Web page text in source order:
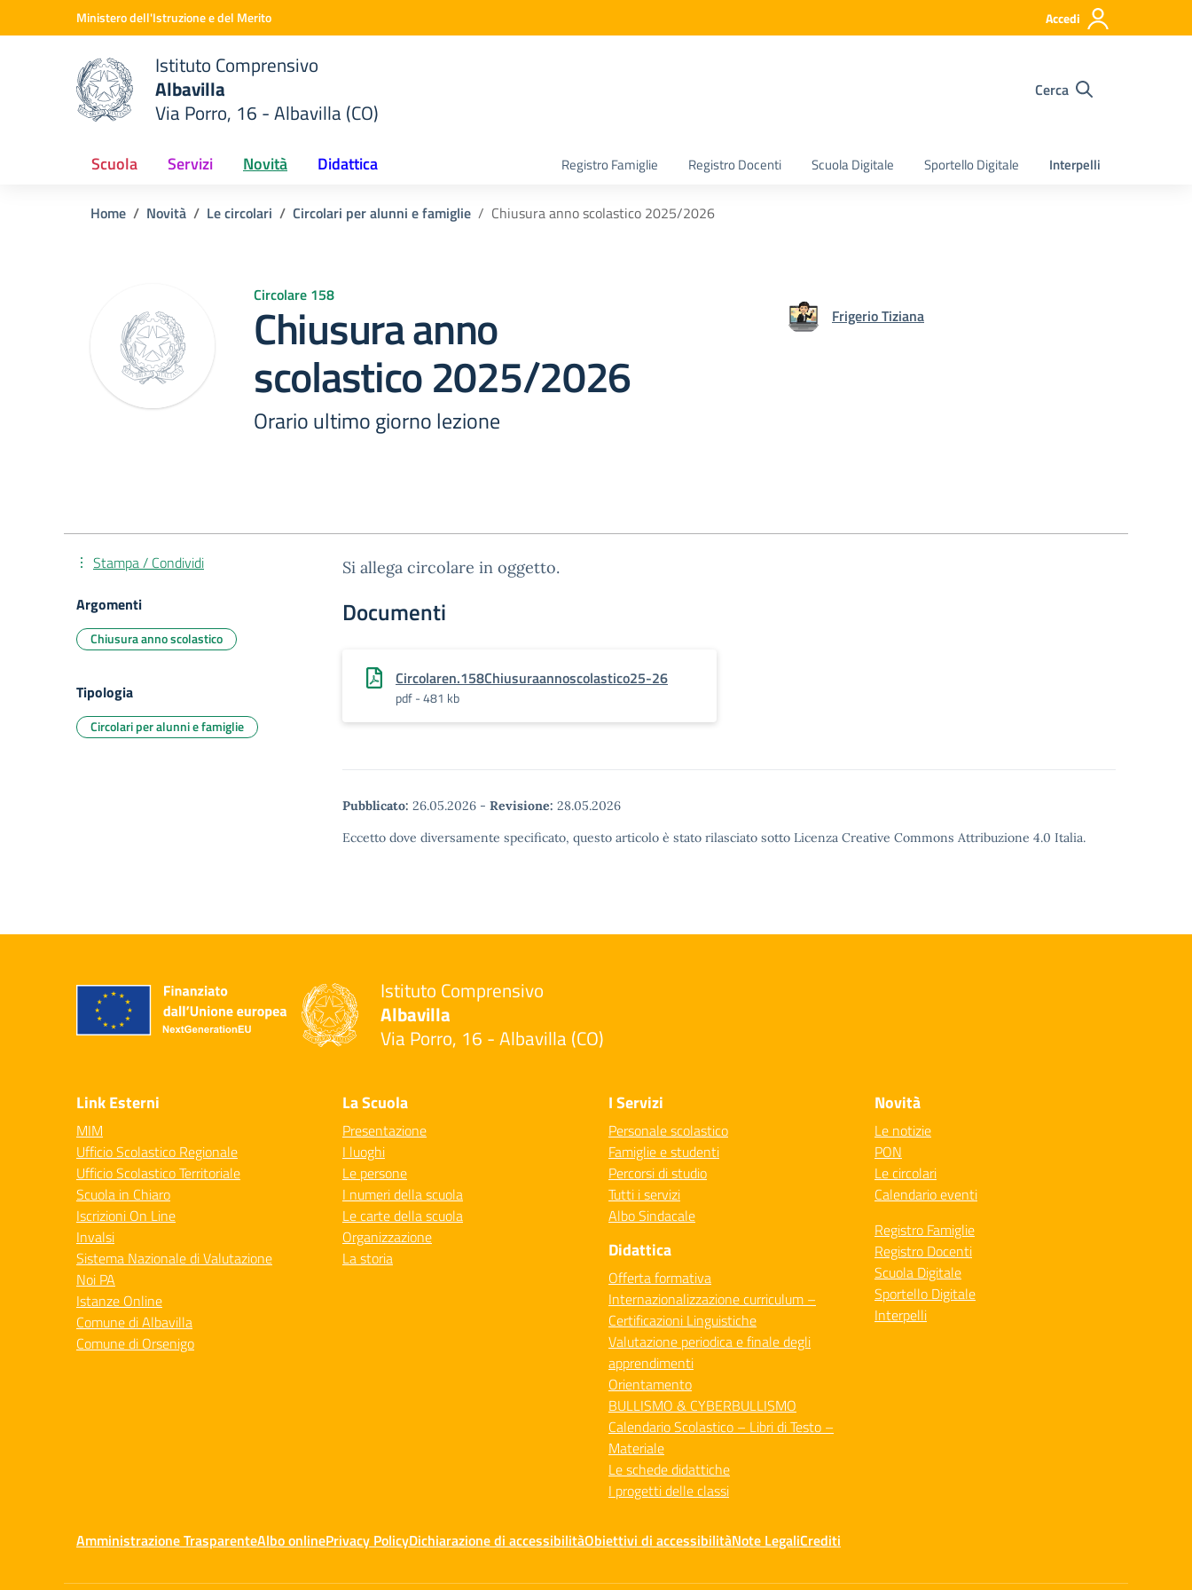
Vai ai contenuti
Vai al menu di navigazioneMinistero dell'Istruzione e del Merito Accedi
scuola
Istituto Comprensivo
Albavilla
Via Porro, 16 - Albavilla (CO)
Cerca
Scuola Servizi Novità Didattica Registro Famiglie Registro Docenti Scuola Digitale Sportello Digitale Interpelli
Home Novità Le circolari Circolari per alunni e famiglie Chiusura anno scolastico 2025/2026
Circolare 158
Chiusura anno
scolastico 2025/2026
Orario ultimo giorno lezione
Frigerio Tiziana
Si allega circolare in oggetto.
Documenti
Circolaren.158Chiusuraannoscolastico25-26
pdf - 481 kb
Pubblicato: 26.05.2026 - Revisione: 28.05.2026
Eccetto dove diversamente specificato, questo articolo è stato rilasciato sotto Licenza Creative Commons Attribuzione 4.0 Italia.
Stampa / Condividi
Argomenti
Chiusura anno scolastico
Tipologia
Circolari per alunni e famiglie
Istituto Comprensivo
Albavilla
Via Porro, 16 - Albavilla (CO)
Link Esterni
MIM
Ufficio Scolastico Regionale
Ufficio Scolastico Territoriale
Scuola in Chiaro
Iscrizioni On Line
Invalsi
Sistema Nazionale di Valutazione
Noi PA
Istanze Online
Comune di Albavilla
Comune di Orsenigo
La Scuola
Presentazione
I luoghi
Le persone
I numeri della scuola
Le carte della scuola
Organizzazione
La storia
I Servizi
Personale scolastico
Famiglie e studenti
Percorsi di studio
Tutti i servizi
Albo Sindacale
Didattica
Offerta formativa
Internazionalizzazione curriculum –
Certificazioni Linguistiche
Valutazione periodica e finale degli
apprendimenti
Orientamento
BULLISMO & CYBERBULLISMO
Calendario Scolastico – Libri di Testo –
Materiale
Le schede didattiche
I progetti delle classi
Novità
Le notizie
PON
Le circolari
Calendario eventi
Registro Famiglie
Registro Docenti
Scuola Digitale
Sportello Digitale
Interpelli
Amministrazione TrasparenteAlbo onlinePrivacy PolicyDichiarazione di accessibilitàObiettivi di accessibilitàNote LegaliCrediti